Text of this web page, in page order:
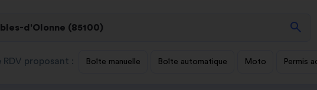
search
RDV proposant : Boîte manuelle Boîte automatique Moto Permis